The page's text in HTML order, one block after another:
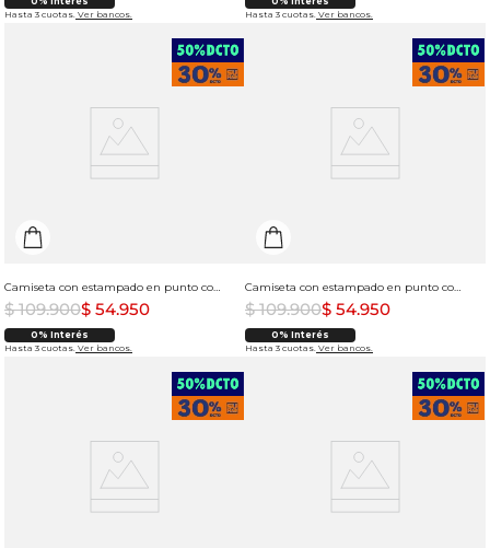
Hasta 3 cuotas. Ver bancos.
Hasta 3 cuotas. Ver bancos.
Camiseta con estampado en punto corazón para hombre
$ 109.900$ 54.950
0% Interés
Hasta 3 cuotas. Ver bancos.
Camiseta con estampado en punto corazón para hombre
$ 109.900$ 54.950
0% Interés
Hasta 3 cuotas. Ver bancos.